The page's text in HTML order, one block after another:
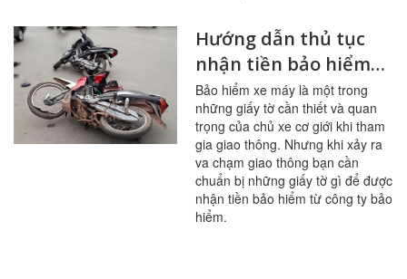
Hướng dẫn thủ tục
nhận tiền bảo hiểm
xe máy khi bị tai nạn
Bảo hiểm xe máy là một trong
những giấy tờ cần thiết và quan
trọng của chủ xe cơ giới khi tham
gia giao thông. Nhưng khi xảy ra
va chạm giao thông bạn cần
chuẩn bị những giấy tờ gì để được
nhận tiền bảo hiểm từ công ty bảo
hiểm.